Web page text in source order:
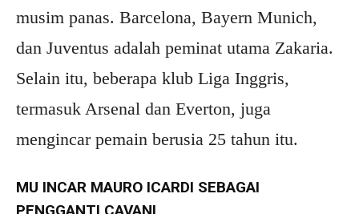
musim panas. Barcelona, ​​Bayern Munich,
dan Juventus adalah peminat utama Zakaria.
Selain itu, beberapa klub Liga Inggris,
termasuk Arsenal dan Everton, juga
mengincar pemain berusia 25 tahun itu.
MU INCAR MAURO ICARDI SEBAGAI
PENGGANTI CAVANI